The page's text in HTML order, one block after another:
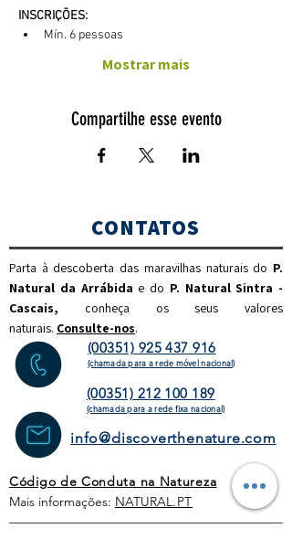
INSCRIÇÕES:
Mín. 6 pessoas
Mostrar mais
Compartilhe esse evento
CONTATOS
Parta à descoberta das maravilhas naturais do P.
Natural da Arrábida e do P. Natural Sintra -
Cascais, conheça os seus valores
naturais. Consulte-nos.
(00351) 925 437 916
(chamada para a rede móvel nacional)
(00351) 212 100 189
(chamada para a rede fixa nacional)
info@discoverthenature.com
Código de Conduta na Natureza
Mais informações: NATURAL.PT